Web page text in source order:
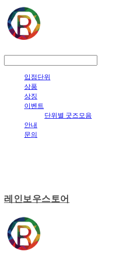
입점단위
상품
상징
이벤트
단위별 굿즈모음
안내
문의
레인보우스토어